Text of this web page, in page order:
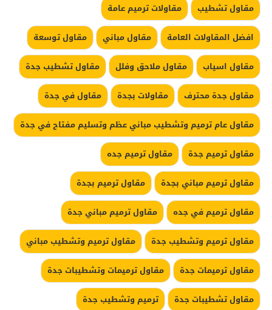
مقاول تشطيب
مقاولات ترميم عامة
افضل المقاولات العامة
مقاول مباني
مقاول توسعة
مقاول اسياب
مقاول ملاحق وفلل
مقاول تشطيب جدة
مقاول جدة محترف
مقاولات بجدة
مقاول في جدة
مقاول عام ترميم وتشطيب مباني عظم وتسليم مفتاح في جدة
مقاول ترميم جدة
مقاول ترميم جده
مقاول ترميم مباني بجدة
مقاول ترميم بجدة
مقاول ترميم في جده
مقاول ترميم مباني جدة
مقاول ترميم وتشطيب جدة
مقاول ترميم وتشطيب مباني
مقاول ترميمات جدة
مقاول ترميمات وتشطيبات جدة
مقاول تشطيبات جدة
ترميم وتشطيب جدة